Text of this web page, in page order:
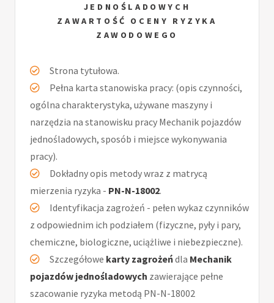
JEDNOŚLADOWYCH
ZAWARTOŚĆ OCENY RYZYKA
ZAWODOWEGO
Strona tytułowa.
Pełna karta stanowiska pracy: (opis czynności,
ogólna charakterystyka, używane maszyny i
narzędzia na stanowisku pracy Mechanik pojazdów
jednośladowych, sposób i miejsce wykonywania
pracy).
Dokładny opis metody wraz z matrycą
mierzenia ryzyka - PN-N-18002.
Identyfikacja zagrożeń - pełen wykaz czynników
z odpowiednim ich podziałem (fizyczne, pyły i pary,
chemiczne, biologiczne, uciążliwe i niebezpieczne).
Szczegółowe karty zagrożeńdla Mechanik
pojazdów jednośladowych zawierające pełne
szacowanie ryzyka metodą PN-N-18002